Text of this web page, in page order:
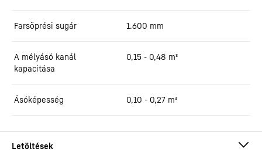
Farsöprési sugár 1.600 mm
A mélyásó kanál
kapacitása
0,15 - 0,48 m³
Ásóképesség 0,10 - 0,27 m³